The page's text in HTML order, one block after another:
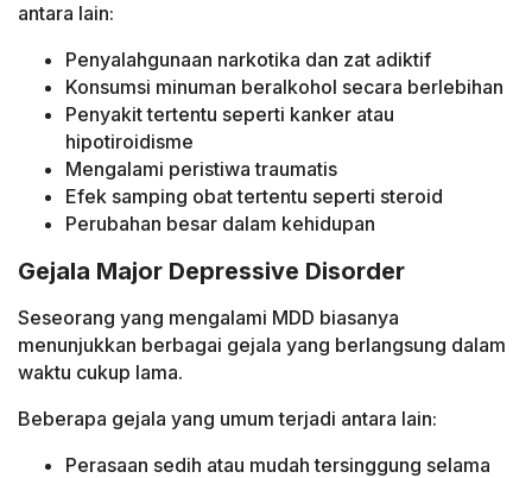
antara lain:
Penyalahgunaan narkotika dan zat adiktif
Konsumsi minuman beralkohol secara berlebihan
Penyakit tertentu seperti kanker atau
hipotiroidisme
Mengalami peristiwa traumatis
Efek samping obat tertentu seperti steroid
Perubahan besar dalam kehidupan
Gejala Major Depressive Disorder
Seseorang yang mengalami MDD biasanya
menunjukkan berbagai gejala yang berlangsung dalam
waktu cukup lama.
Beberapa gejala yang umum terjadi antara lain:
Perasaan sedih atau mudah tersinggung selama